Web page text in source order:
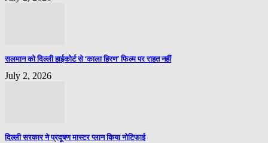
सलमान को दिल्ली हाईकोर्ट से ‘काला हिरण’ फिल्म पर राहत नहीं
July 2, 2026
दिल्ली सरकार ने प्रदूषण मास्टर प्लान किया नोटिफाई